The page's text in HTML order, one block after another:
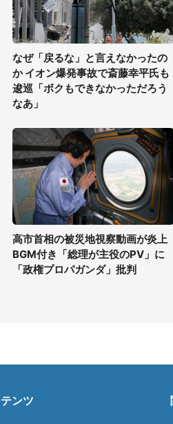
なぜ「戻るな」と言えなかったの
か イオン爆発事故で斎藤幸平氏も
逡巡「ボクもできなかっただろう
なあ」
高市首相の被災地視察動画が炎上
BGM付き「総理が主役のPV」に
「政権プロパガンダ」批判
ンツ